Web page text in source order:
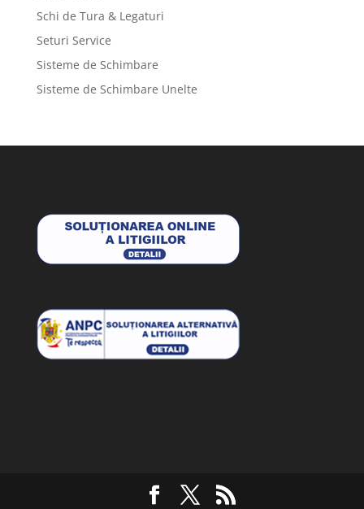
Schi de Tura & Legaturi
Seturi Service
Sisteme de Schimbare
Sisteme de Schimbare Unelte